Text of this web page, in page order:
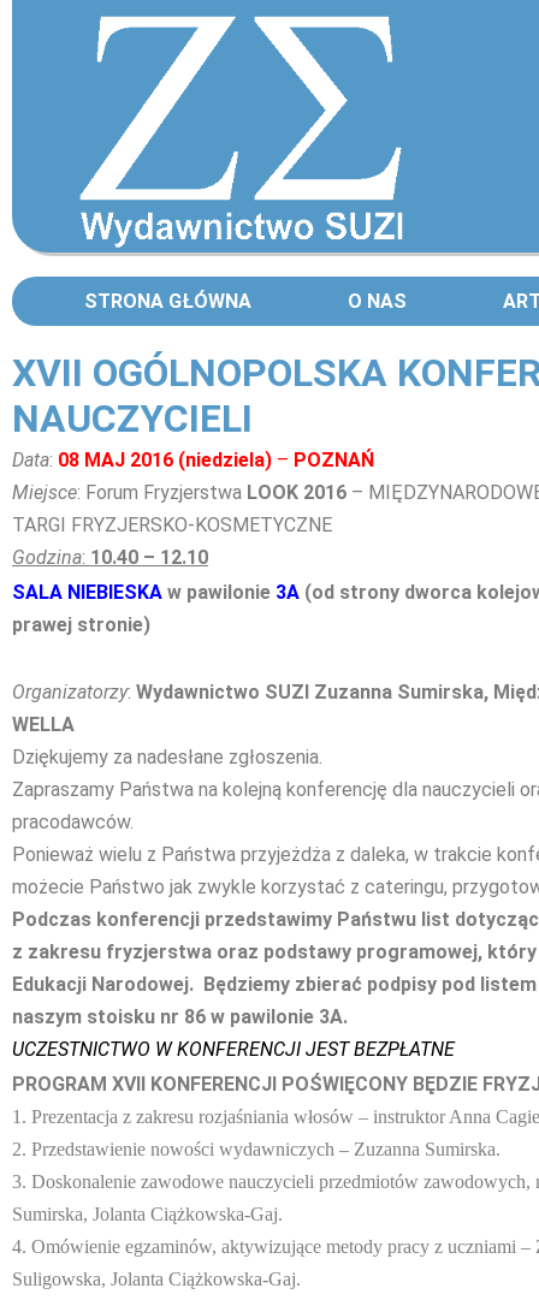
STRONA GŁÓWNA O NAS
XVII OGÓLNOPOLSKA
NAUCZYCIELI
Data: 08 MAJ 2016 (niedziela) – POZNAŃ
Miejsce: Forum Fryzjerstwa LOOK 2016 –
TARGI FRYZJERSKO-KOSMETYCZNE
Godzina: 10.40 – 12.10
SALA NIEBIESKA w pawilonie 3A (od strony dworca
prawej stronie)
Organizatorzy: Wydawnictwo SUZI Zuzanna Sumirska,
WELLA
Dziękujemy za nadesłane zgłoszenia.
Zapraszamy Państwa na kolejną konferencję dla nauczycieli
pracodawców.
Ponieważ wielu z Państwa przyjeżdża z daleka, w trakcie
możecie Państwo jak zwykle korzystać z cateringu,
Podczas konferencji przedstawimy Państwu list
z zakresu fryzjerstwa oraz podstawy programowej,
Edukacji Narodowej. Będziemy zbierać podpisy pod
naszym stoisku nr 86 w pawilonie 3A.
UCZESTNICTWO W KONFERENCJI JEST BEZPŁATNE
PROGRAM XVII KONFERENCJI POŚWIĘCONY BĘDZIE
1. Prezentacja z zakresu rozjaśniania włosów – instruktor Anna
2. Przedstawienie nowości wydawniczych – Zuzanna Sumirska.
3. Doskonalenie zawodowe nauczycieli przedmiotów zawodowych,
Sumirska, Jolanta Ciążkowska-Gaj.
4. Omówienie egzaminów, aktywizujące metody pracy z uczniami –
Suligowska, Jolanta Ciążkowska-Gaj.